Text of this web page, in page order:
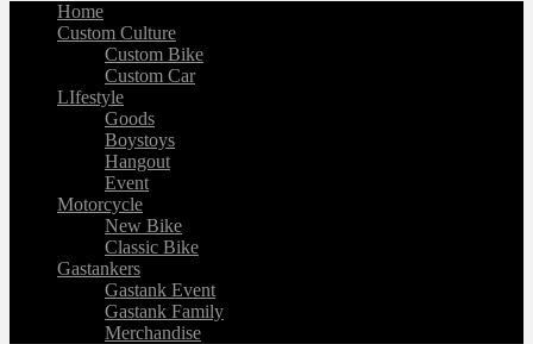
Home
Custom Culture
Custom Bike
Custom Car
LIfestyle
Goods
Boystoys
Hangout
Event
Motorcycle
New Bike
Classic Bike
Gastankers
Gastank Event
Gastank Family
Merchandise